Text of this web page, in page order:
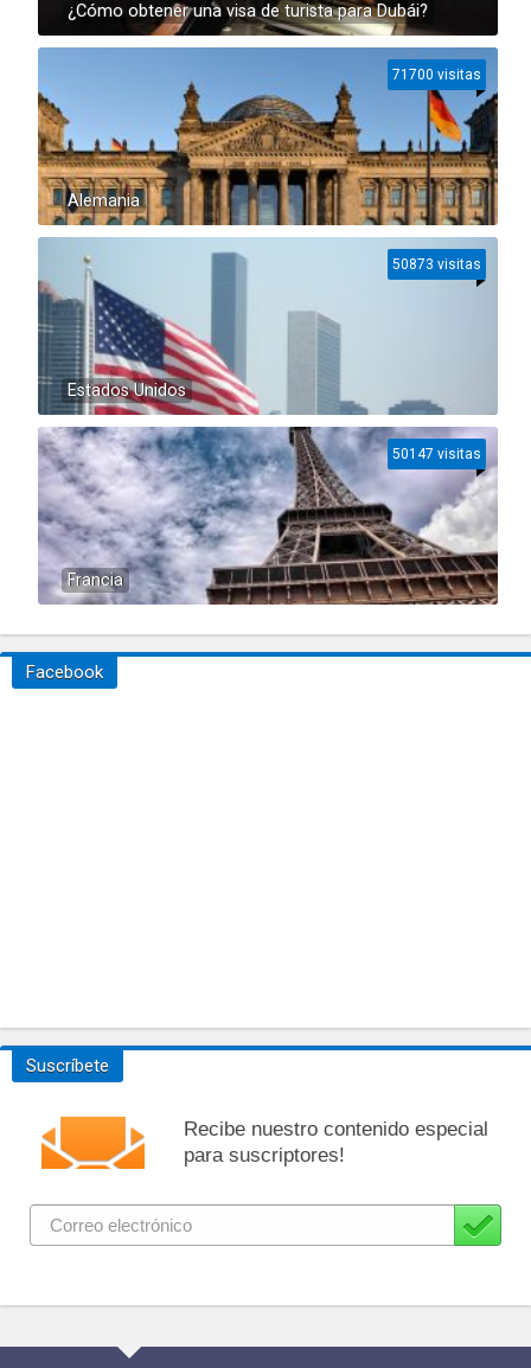
¿Cómo obtener una visa de turista para Dubái?
Alemania
71700 visitas
Estados Unidos
50873 visitas
Francia
50147 visitas
Facebook
Suscríbete
Recibe nuestro contenido especial
para suscriptores!